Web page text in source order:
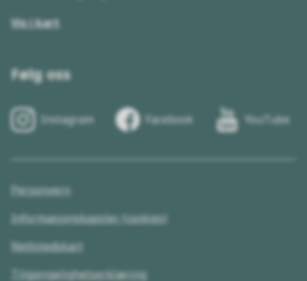
Vis i kart
Følg oss
Instagram Facebook YouTube
Personvern
Informasjonskapsler (cookies)
Nettstedskart
Tilgjengelighetserklæring